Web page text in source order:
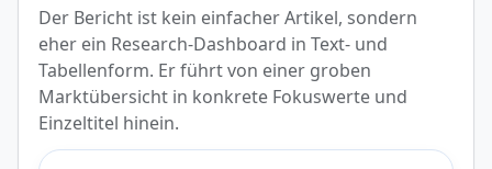
Der Bericht ist kein einfacher Artikel, sondern
eher ein Research-Dashboard in Text- und
Tabellenform. Er führt von einer groben
Marktübersicht in konkrete Fokuswerte und
Einzeltitel hinein.